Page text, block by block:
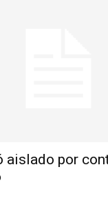
aislado por